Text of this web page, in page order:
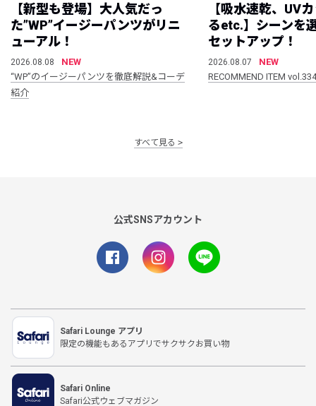
【新型も登場】大人気だっ
た”WP”イージーパンツがリニ
ューアル！
2026.08.08
NEW
“WP”のイージーパンツを徹底解説&コーデ
紹介
【吸水速乾、UV
るetc.】シーンを
セットアップ！
2026.08.07
NEW
RECOMMEND ITEM vol.334
すべて見る
公式SNSアカウント
Safari Lounge アプリ
限定の機能もあるアプリでサクサクお買い物
Safari Online
Safari公式ウェブマガジン